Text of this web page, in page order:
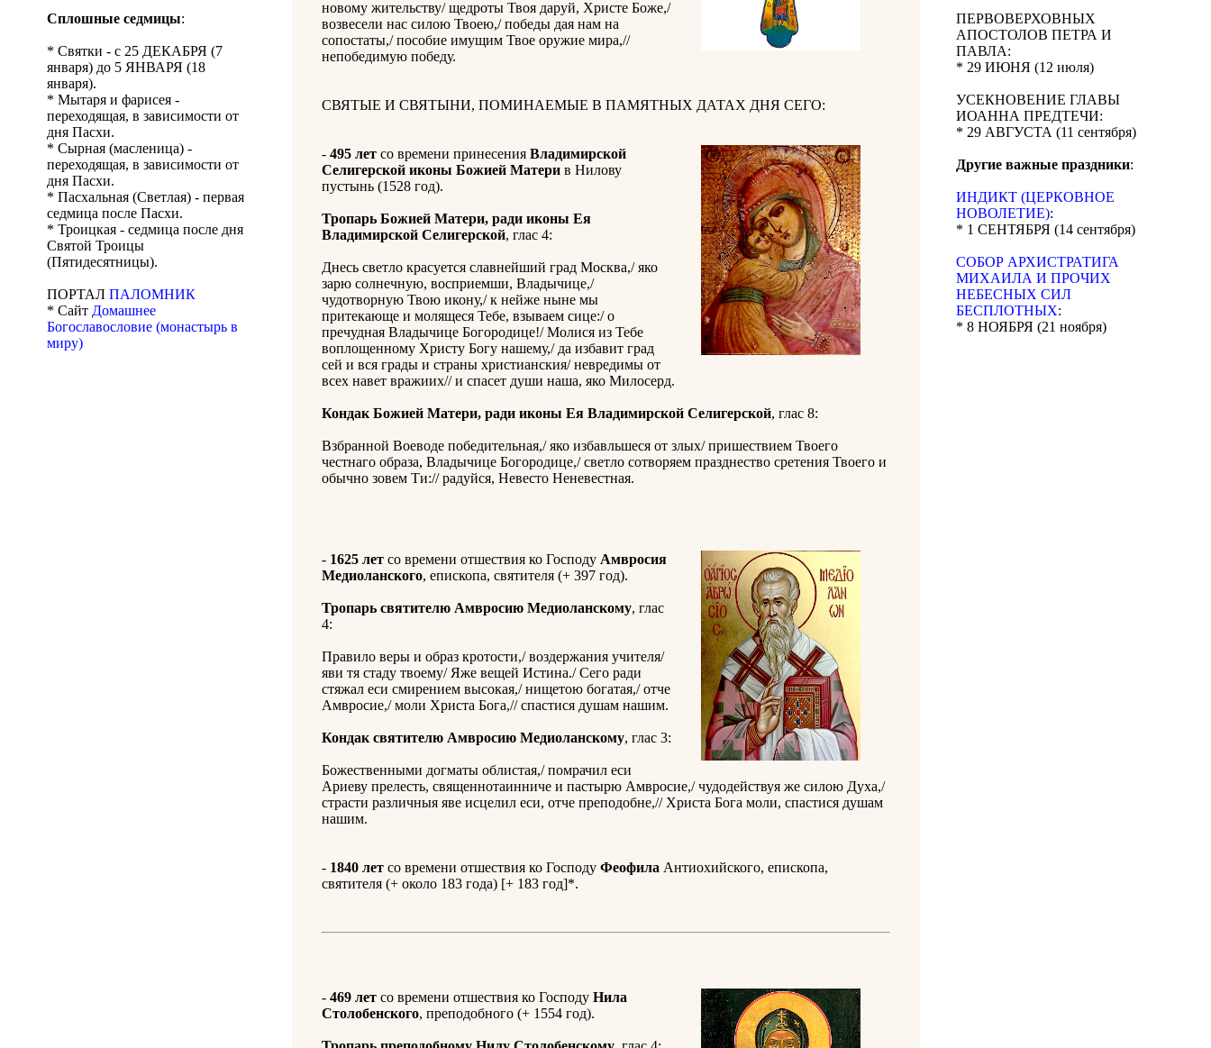
Сплошные седмицы:
* Святки - с 25 ДЕКАБРЯ (7
января) до 5 ЯНВАРЯ (18
января).
* Мытаря и фарисея -
переходящая, в зависимости от
дня Пасхи.
* Сырная (масленица) -
переходящая, в зависимости от
дня Пасхи.
* Пасхальная (Светлая) - первая
седмица после Пасхи.
* Троицкая - седмица после дня
Святой Троицы
(Пятидесятницы).
ПОРТАЛ ПАЛОМНИК
* Сайт Домашнее
Богославословие (монастырь в
миру)
новому жительству/ щедроты Твоя даруй, Христе Боже,/
возвесели нас силою Твоею,/ победы дая нам на
сопостаты,/ пособие имущим Твое оружие мира,//
непобедимую победу.
СВЯТЫЕ И СВЯТЫНИ, ПОМИНАЕМЫЕ В ПАМЯТНЫХ ДАТАХ ДНЯ СЕГО:
- 495 лет со времени принесения Владимирской
Селигерской иконы Божией Матери в Нилову
пустынь (1528 год).
Тропарь Божией Матери, ради иконы Ея
Владимирской Селигерской, глас 4:
Днесь светло красуется славнейший град Москва,/ яко
зарю солнечную, восприемши, Владычице,/
чудотворную Твою икону,/ к нейже ныне мы
притекающе и молящеся Тебе, взываем сице:/ о
пречудная Владычице Богородице!/ Молися из Тебе
воплощенному Христу Богу нашему,/ да избавит град
сей и вся грады и страны христианския/ невредимы от
всех навет вражиих// и спасет души наша, яко Милосерд.
Кондак Божией Матери, ради иконы Ея Владимирской Селигерской, глас 8:
Взбранной Воеводе победительная,/ яко избавльшеся от злых/ пришествием Твоего
честнаго образа, Владычице Богородице,/ светло сотворяем празднество сретения Твоего и
обычно зовем Ти:// радуйся, Невесто Неневестная.
- 1625 лет со времени отшествия ко Господу Амвросия
Медиоланского, епископа, святителя (+ 397 год).
Тропарь святителю Амвросию Медиоланскому, глас
4:
Правило веры и образ кротости,/ воздержания учителя/
яви тя стаду твоему/ Яже вещей Истина./ Сего ради
стяжал еси смирением высокая,/ нищетою богатая,/ отче
Амвросие,/ моли Христа Бога,// спастися душам нашим.
Кондак святителю Амвросию Медиоланскому, глас 3:
Божественными догматы облистая,/ помрачил еси
Ариеву прелесть, священнотаинниче и пастырю Амвросие,/ чудодействуя же силою Духа,/
страсти различныя яве исцелил еси, отче преподобне,// Христа Бога моли, спастися душам
нашим.
- 1840 лет со времени отшествия ко Господу Феофила Антиохийского, епископа,
святителя (+ около 183 года) [+ 183 год]*.
- 469 лет со времени отшествия ко Господу Нила
Столобенского, преподобного (+ 1554 год).
ПЕРВОВЕРХОВНЫХ
АПОСТОЛОВ ПЕТРА И
ПАВЛА:
* 29 ИЮНЯ (12 июля)
УСЕКНОВЕНИЕ ГЛАВЫ
ИОАННА ПРЕДТЕЧИ:
* 29 АВГУСТА (11 сентября)
Другие важные праздники:
ИНДИКТ (ЦЕРКОВНОЕ
НОВОЛЕТИЕ):
* 1 СЕНТЯБРЯ (14 сентября)
CОБОР АРХИСТРАТИГА
МИХАИЛА И ПРОЧИХ
НЕБЕСНЫХ СИЛ
БЕСПЛОТНЫХ:
* 8 НОЯБРЯ (21 ноября)